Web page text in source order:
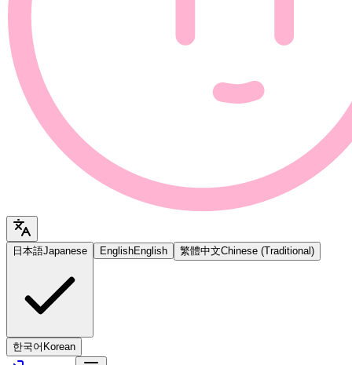
日本語Japanese EnglishEnglish 繁體中文Chinese (Traditional)
한국어 Korean